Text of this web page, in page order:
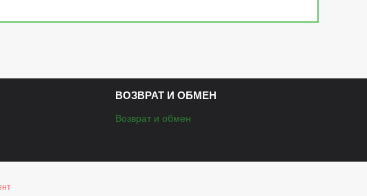
ВОЗВРАТ И ОБМЕН
Возврат и обмен